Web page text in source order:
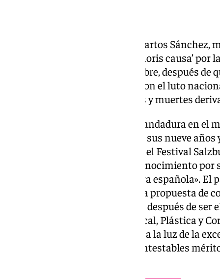
El cantante linarense, Rafael Martos Sánchez,
sido investido como doctor ‘honoris causa’ por
la mañana de este 02 de diciembre, después
postergada por consideración con el luto
semanas, tras las inundaciones y muertes
El artista Raphael comenzó su andadura en
temprana edad, ya qculturaue a sus nueve
mejor voz infantil de Europa en el Festival
de educación le otorga este reconocimiento
que es «historia viva de la cultura española».
la Universidad de Jaén aprobó la propuesta de
distinción académica al artista, después de ser
Didáctica de la Expresión Musical, Plástica y
«está sobradamente justificada a la luz de la
de más de 60 años y de los incontestables